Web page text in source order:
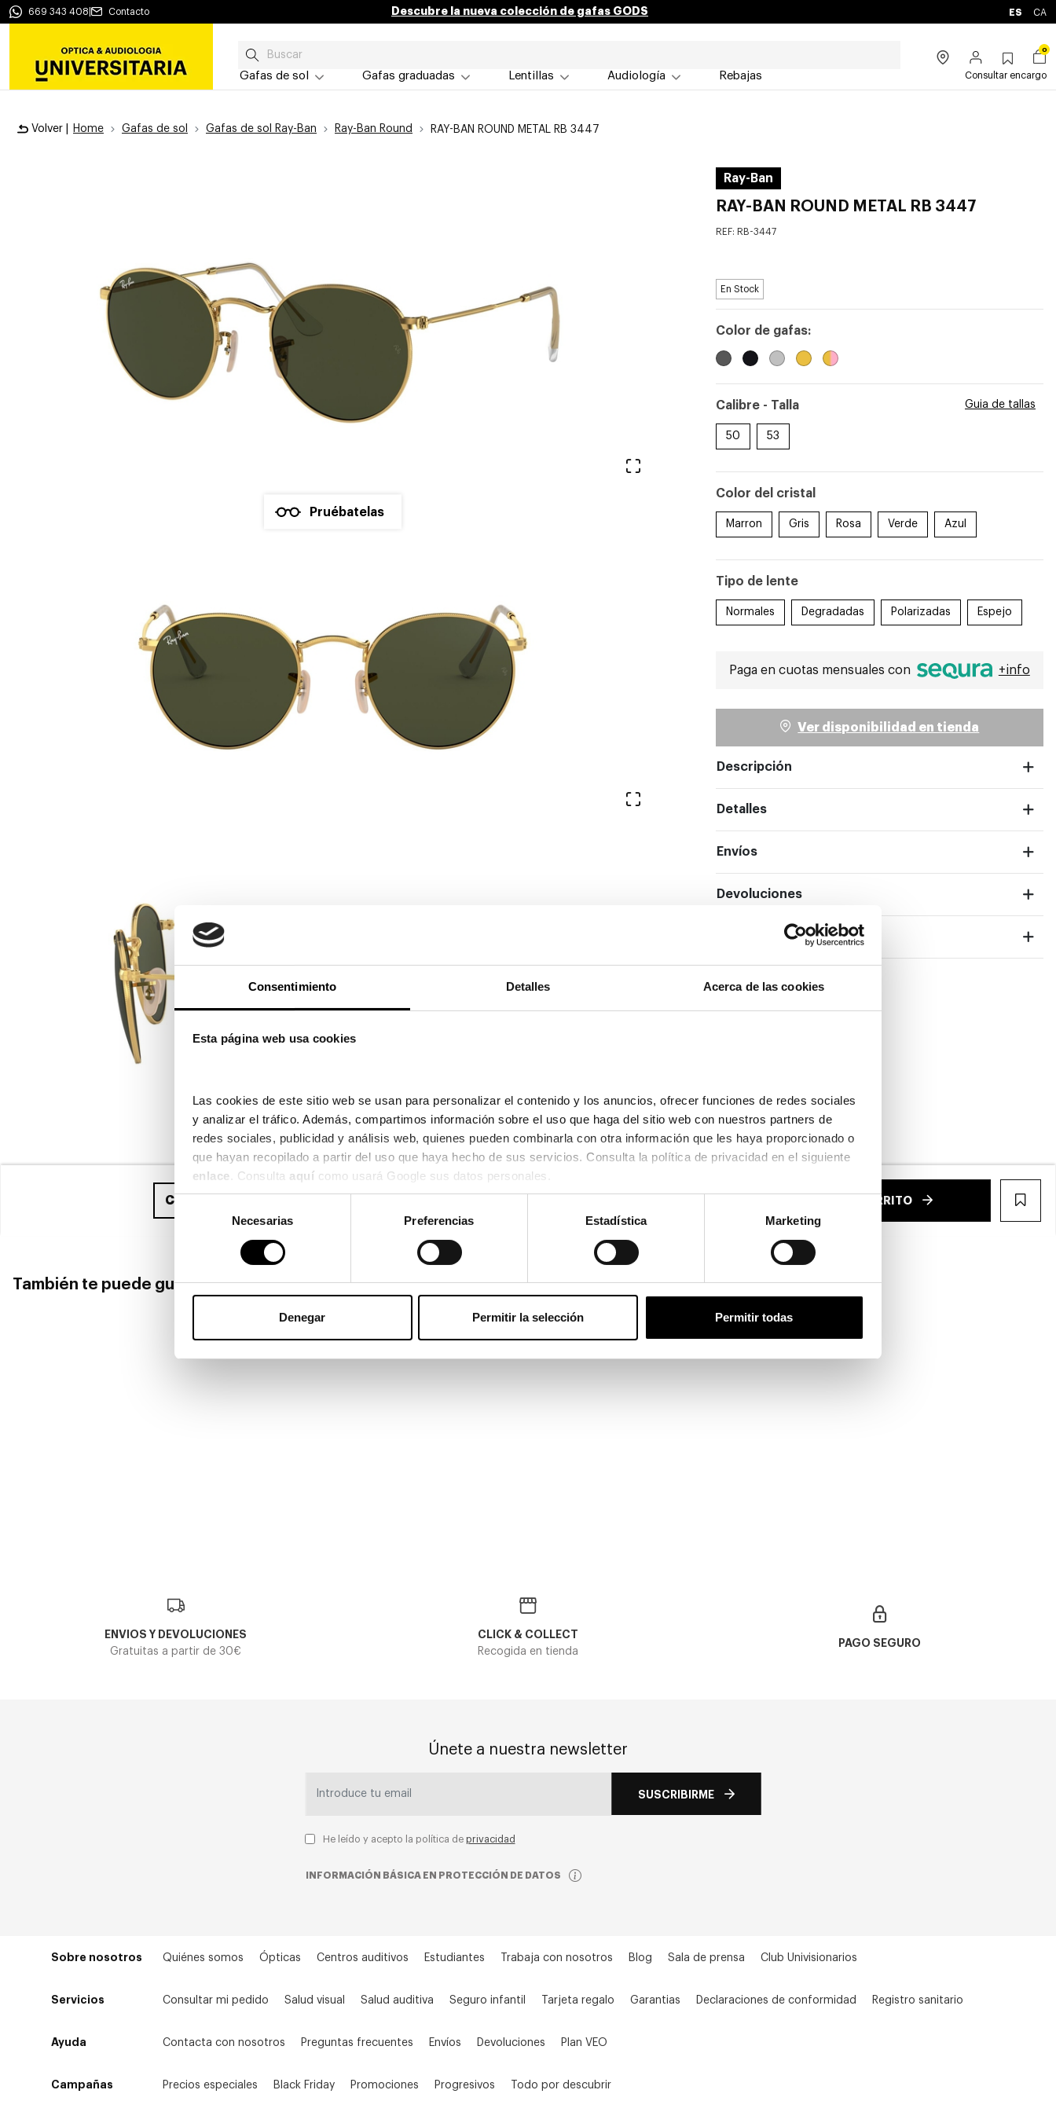
Consentimiento Detalles Acerca de las cookies
Esta página web usa cookies
Las cookies de este sitio web se usan para personalizar el contenido y los anuncios, ofrecer funciones de redes sociales
y analizar el tráfico. Además, compartimos información sobre el uso que haga del sitio web con nuestros partners de
redes sociales, publicidad y análisis web, quienes pueden combinarla con otra información que les haya proporcionado o
enlace . Consulta aquí como usará Google sus datos personales.
Selección
de
consentimiento
Necesarias Preferencias Estadística Marketing
Denegar Permitir la selección Permitir todas
669 343 408 Contacto Descubre la nueva colección de gafas GODS ES CA
Gafas de sol Gafas graduadas Lentillas Audiología Rebajas
0
Consultar encargo
Volver | Home Gafas de sol Gafas de sol Ray-Ban Ray-Ban Round RAY-BAN ROUND METAL RB 3447
Pruébatelas
Ver en pantalla completa
Ver en pantalla completa
Ver en pantalla completa
Ray-Ban
RAY-BAN ROUND METAL RB 3447
REF: RB-3447
En Stock
Color de gafas:
Guia de tallas
Calibre - Talla
50 53
Color del cristal
Marron Gris Rosa Verde Azul
Tipo de lente
Normales Degradadas Polarizadas Espejo
Paga en cuotas mensuales con +info
Ver disponibilidad en tienda
Descripción
Detalles
Envíos
Devoluciones
Compra ahora AÑADIR AL CARRITO
También te puede gustar
ENVIOS Y DEVOLUCIONES
Gratuitas a partir de 30€
CLICK & COLLECT
Recogida en tienda
PAGO SEGURO
Únete a nuestra newsletter
SUSCRIBIRME
He leído y acepto la política de privacidad
INFORMACIÓN BÁSICA EN PROTECCIÓN DE DATOS
Sobre nosotros Quiénes somos Ópticas Centros auditivos Estudiantes Trabaja con nosotros Blog Sala de prensa Club Univisionarios
Servicios Consultar mi pedido Salud visual Salud auditiva Seguro infantil Tarjeta regalo Garantias Declaraciones de conformidad Registro sanitario
Ayuda Contacta con nosotros Preguntas frecuentes Envíos Devoluciones Plan VEO
Campañas Precios especiales Black Friday Promociones Progresivos Todo por descubrir